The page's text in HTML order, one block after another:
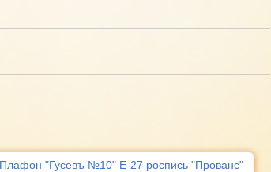
Плафон "Гусевъ №10" Е-27 роспись "Прованс"